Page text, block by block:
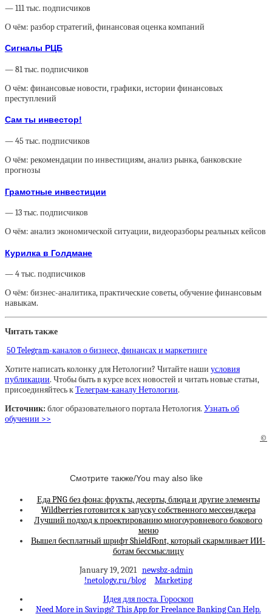
— 111 тыс. подписчиков
О чём: разбор стратегий, финансовая оценка компаний
Сигналы РЦБ
— 81 тыс. подписчиков
О чём: финансовые новости, графики, истории финансовых
преступлений
Сам ты инвестор!
— 45 тыс. подписчиков
О чём: рекомендации по инвестициям, анализ рынка, банковские
прогнозы
Грамотные инвестиции
— 13 тыс. подписчиков
О чём: анализ экономической ситуации, видеоразборы реальных кейсов
Курилка в Голдмане
— 4 тыс. подписчиков
О чём: бизнес-аналитика, практические советы, обучение финансовым
навыкам.
Читать также
50 Telegram-каналов о бизнесе, финансах и маркетинге
Хотите написать колонку для Нетологии? Читайте наши условия
публикации. Чтобы быть в курсе всех новостей и читать новые статьи,
присоединяйтесь кТелеграм-каналу Нетологии.
Источник: блог образовательного портала Нетология. Узнать об
обучении >>
©
Смотрите также/You may also like
Еда PNG без фона: фрукты, десерты, блюда и другие элементы
Wildberries готовится к запуску собственного мессенджера
Лучший подход к проектированию многоуровневого бокового
меню
Вышел бесплатный шрифт ShieldFont, который скармливает ИИ-
ботам бессмыслицу
January 19, 2021 newsbz-admin
!netology.ru/blog
Marketing
Идея для поста. Гороскоп
Need More in Savings? This App for Freelance Banking Can Help.